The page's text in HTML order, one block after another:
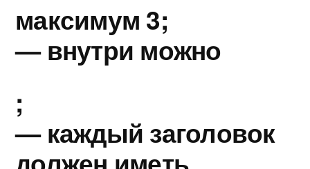
максимум 3;
— внутри можно
;
— каждый заголовок